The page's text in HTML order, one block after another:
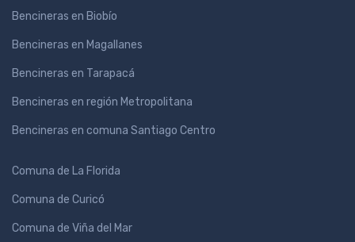
Bencineras en Biobío
Bencineras en Magallanes
Bencineras en Tarapacá
Bencineras en región Metropolitana
Bencineras en comuna Santiago Centro
Comuna de La Florida
Comuna de Curicó
Comuna de Viña del Mar